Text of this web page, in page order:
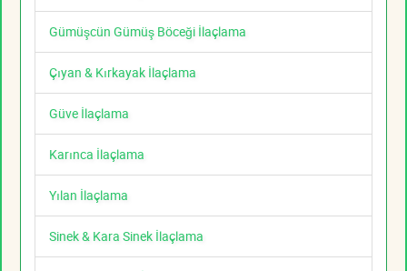
Gümüşcün Gümüş Böceği İlaçlama
Çıyan & Kırkayak İlaçlama
Güve İlaçlama
Karınca İlaçlama
Yılan İlaçlama
Sinek & Kara Sinek İlaçlama